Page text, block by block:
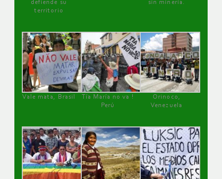
defiende su
territorio
sin minería.
Vale mata, Brasil
Tía María no va !
Perú
Orinoco,
Venezuela